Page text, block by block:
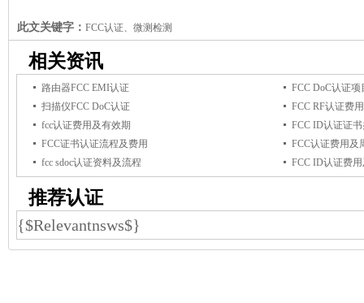
此文关键字： FCC认证、微测检测
相关资讯
路由器FCC EMI认证
FCC DoC认证
扫描仪FCC DoC认证
FCC RF认证费
fcc认证费用及有效期
FCC ID认证证
FCC证书认证流程及费用
FCC认证费用及
fcc sdoc认证资料及流程
FCC ID认证费
推荐认证
{$Relevantnsws$}